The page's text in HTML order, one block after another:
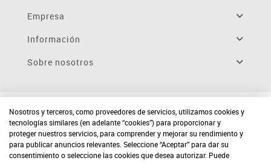
Empresa
Información
Sobre nosotros
Nosotros y terceros, como proveedores de servicios, utilizamos cookies y
tecnologías similares (en adelante “cookies”) para proporcionar y
proteger nuestros servicios, para comprender y mejorar su rendimiento y
para publicar anuncios relevantes. Seleccione “Aceptar” para dar su
consentimiento o seleccione las cookies que desea autorizar. Puede